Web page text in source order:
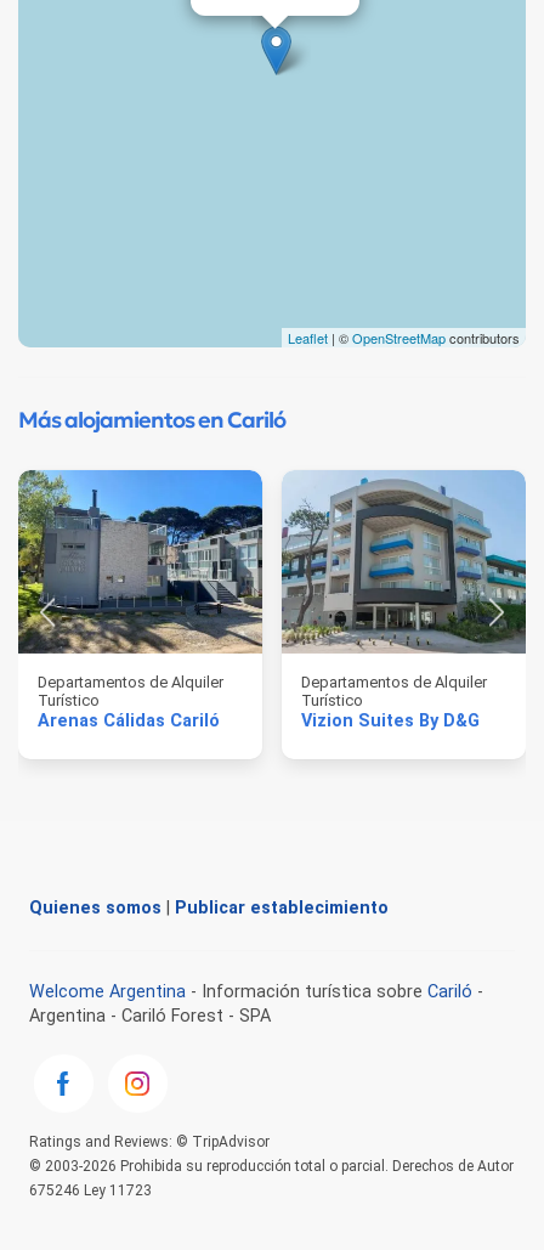
Leaflet | ©OpenStreetMapcontributors
Más alojamientos en Cariló
Departamentos de Alquiler
Turístico
Arenas Cálidas Cariló
Departamentos de Alquiler
Turístico
Vizion Suites By D&G
Quienes somos Publicar establecimiento
Welcome Argentina - Información turística sobre Cariló -
Argentina - Cariló Forest - SPA
Ratings and Reviews: © TripAdvisor
© 2003-2026 Prohibida su reproducción total o parcial. Derechos de Autor
675246 Ley 11723